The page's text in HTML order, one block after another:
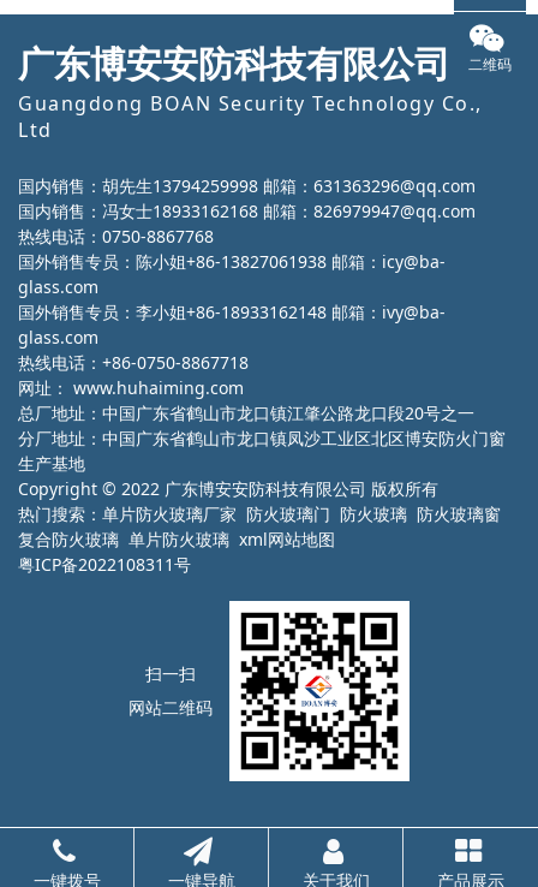
广东博安安防科技有限公司
Guangdong BOAN Security Technology Co.,
Ltd
国内销售：胡先生13794259998 邮箱：631363296@qq.com
国内销售：冯女士18933162168 邮箱：826979947@qq.com
热线电话：0750-8867768
国外销售专员：陈小姐+86-13827061938 邮箱：icy@ba-
glass.com
国外销售专员：李小姐+86-18933162148 邮箱：ivy@ba-
glass.com
热线电话：+86-0750-8867718
网址： www.huhaiming.com
总厂地址：中国广东省鹤山市龙口镇江肇公路龙口段20号之一
分厂地址：中国广东省鹤山市龙口镇凤沙工业区北区博安防火门窗
生产基地
Copyright © 2022 广东博安安防科技有限公司 版权所有
热门搜索： 单片防火玻璃厂家 防火玻璃门 防火玻璃 防火玻璃窗
复合防火玻璃 单片防火玻璃 xml网站地图
粤ICP备2022108311号
扫一扫
网站二维码
一键拨号 一键导航 关于我们 产品展示
二维码